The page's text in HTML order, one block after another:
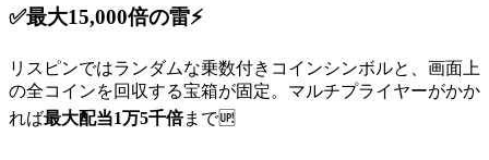
✅最大15,000倍の雷⚡
リスピンではランダムな乗数付きコインシンボルと、画面上
の全コインを回収する宝箱が固定。マルチプライヤーがかか
れば最大配当1万5千倍まで🆙